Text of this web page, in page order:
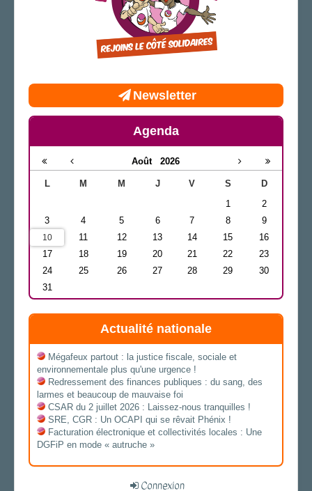
Newsletter
Agenda
Août 2026
L M M J V S
D
1
2
3
4 5 6 7 8 9
10 11 12 13 14 15
16
17
18 19 20 21 22
23
24
25 26 27 28 29
30
31
Actualité nationale
Mégafeux partout : la justice fiscale, sociale et
environnementale plus qu'une urgence !
Redressement des finances publiques : du sang, des
larmes et beaucoup de mauvaise foi
CSAR du 2 juillet 2026 : Laissez-nous tranquilles !
SRE, CGR : Un OCAPI qui se rêvait Phénix !
Facturation électronique et collectivités locales : Une
DGFiP en mode « autruche »
Connexion